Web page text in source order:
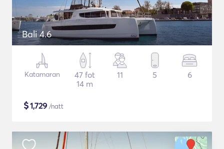
Bali 4.6
Katamaran
47 fot
14 m
11 5 6
$1,729 /natt